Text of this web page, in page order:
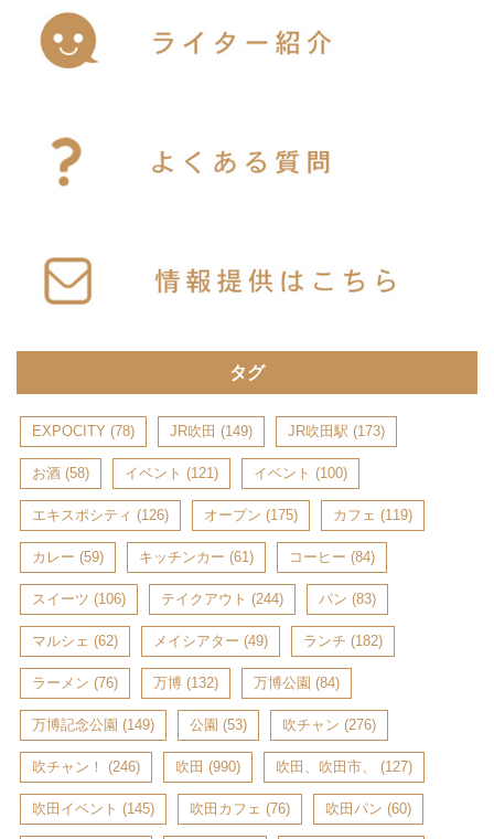
タグ
EXPOCITY (78) JR吹田 (149) JR吹田駅 (173)
お酒 (58) イベント (121) イベント (100)
エキスポシティ (126) オープン (175) カフェ (119)
カレー (59) キッチンカー (61) コーヒー (84)
スイーツ (106) テイクアウト (244) パン (83)
マルシェ (62) メイシアター (49) ランチ (182)
ラーメン (76) 万博 (132) 万博公園 (84)
万博記念公園 (149) 公園 (53) 吹チャン (276)
吹チャン！ (246) 吹田 (990) 吹田、吹田市、 (127)
吹田イベント (145) 吹田カフェ (76) 吹田パン (60)